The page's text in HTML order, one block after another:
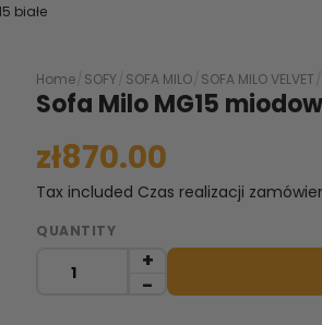
białe
Home SOFY SOFA MILO SOFA MILO VELVET
Sofa Milo MG15
zł870.00
Tax included Czas realizacji
QUANTITY